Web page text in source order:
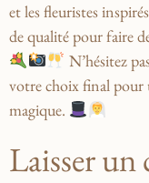
et⁢ lesfleuristes
de qualité pour faire
N’hésitez
votre choix final pour
magique.
Laisser